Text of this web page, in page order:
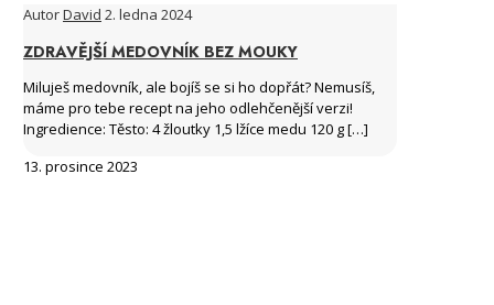
AutorDavid 2. ledna 2024
ZDRAVĚJŠÍ MEDOVNÍK BEZ MOUKY
Miluješ medovník, ale bojíš se si ho dopřát? Nemusíš,
máme pro tebe recept na jeho odlehčenější verzi!
Ingredience: Těsto: 4 žloutky 1,5 lžíce medu 120 g[…]
13. prosince 2023